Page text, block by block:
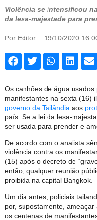
Violência se intensificou
da lesa-majestade para
Por Editor 19/10/2020
Os canhões de água
manifestantes na sexta (16)
governo da Tailândia aos
país. Se a lei da lesa-
ser usada para prender e
De acordo com o analista
violência contra os
(15) após o decreto de
então, qualquer reunião
proibida na capital Bangkok.
Um dia antes, policiais
por, supostamente,
os centenas de